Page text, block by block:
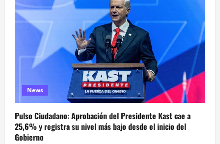
News
Pulso Ciudadano: Aprobación del Presidente Kast cae a
25,6% y registra su nivel más bajo desde el inicio del
Gobierno